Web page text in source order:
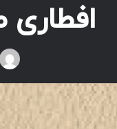
افطاری